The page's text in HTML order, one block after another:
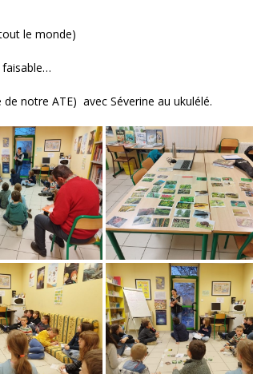
le monde)
faisable…
de notre ATE) avec Séverine au ukulélé.